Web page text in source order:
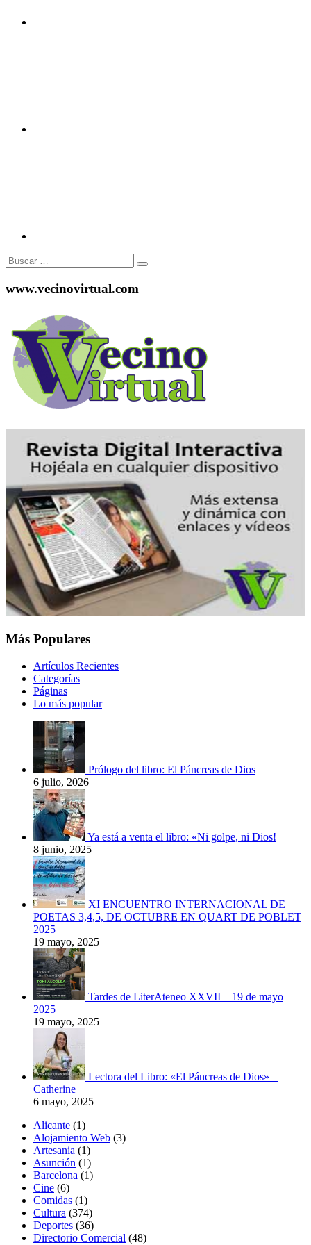
Buscar:
www.vecinovirtual.com
Más Populares
Artículos Recientes
Categorías
Páginas
Lo más popular
Prólogo del libro: El Páncreas de Dios
6 julio, 2026
Ya está a venta el libro: «Ni golpe, ni Dios!
8 junio, 2025
XI ENCUENTRO INTERNACIONAL DE
POETAS 3,4,5, DE OCTUBRE EN QUART DE POBLET
2025
19 mayo, 2025
Tardes de LiterAteneo XXVII – 19 de mayo
2025
19 mayo, 2025
Lectora del Libro: «El Páncreas de Dios» –
Catherine
6 mayo, 2025
Alicante (1)
Alojamiento Web (3)
Artesania (1)
Asunción (1)
Barcelona (1)
Cine (6)
Comidas (1)
Cultura (374)
Deportes (36)
Directorio Comercial (48)